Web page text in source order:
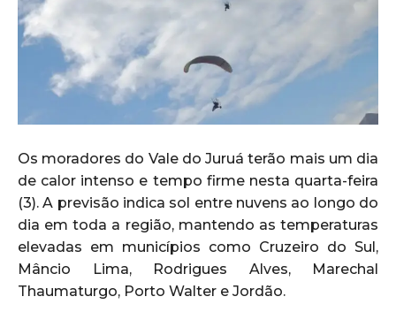
Os moradores do Vale do Juruá terão mais um dia
de calor intenso e tempo firme nesta quarta-feira
(3). A previsão indica sol entre nuvens ao longo do
dia em toda a região, mantendo as temperaturas
elevadas em municípios como Cruzeiro do Sul,
Mâncio Lima, Rodrigues Alves, Marechal
Thaumaturgo, Porto Walter e Jordão.